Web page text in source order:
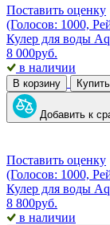
Поставить оценку
(Голосов: 1000,
Кулер для воды
8 000руб.
в наличии
В корзину
Добавить к
Поставить оценку
(Голосов: 1000,
Кулер для воды
8 800руб.
в наличии